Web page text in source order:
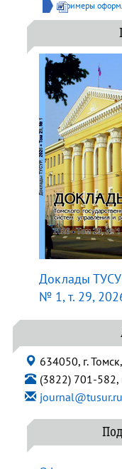
Примеры
Доклады
№ 1, т. 29,
634050, г.
(3822) 701-582,
journal@tusur.ru